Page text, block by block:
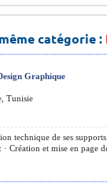
catégorie :
Graphique
Tunisie
technique de ses supports
Création et mise en page